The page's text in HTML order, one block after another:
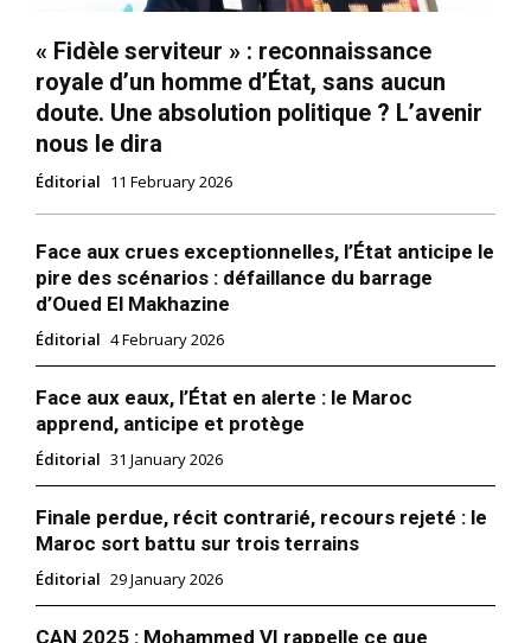
« Fidèle serviteur » : reconnaissance
royale d’un homme d’État, sans aucun
doute. Une absolution politique ? L’avenir
nous le dira
Éditorial 11 February 2026
Face aux crues exceptionnelles, l’État anticipe le
pire des scénarios : défaillance du barrage
d’Oued El Makhazine
Éditorial 4 February 2026
Face aux eaux, l’État en alerte : le Maroc
apprend, anticipe et protège
Éditorial 31 January 2026
Finale perdue, récit contrarié, recours rejeté : le
Maroc sort battu sur trois terrains
Éditorial 29 January 2026
CAN 2025 : Mohammed VI rappelle ce que